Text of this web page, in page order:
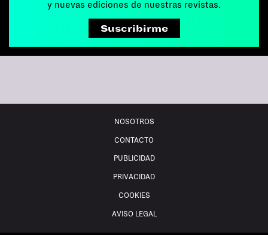
y nuevas ediciones de nuestras revistas.
Suscribirme
NOSOTROS
CONTACTO
PUBLICIDAD
PRIVACIDAD
COOKIES
AVISO LEGAL